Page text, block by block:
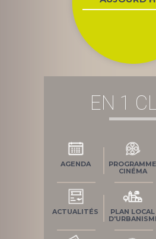
EN 1
AGENDA
PROGRAMME
CINÉMA
ACTUALITÉS
PLAN LOCAL